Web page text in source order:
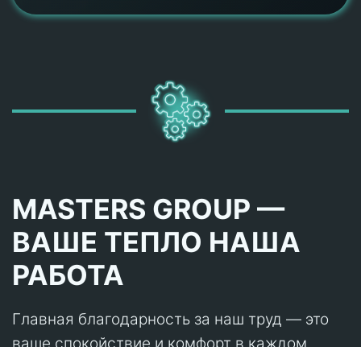
MASTERS GROUP —
ВАШЕ ТЕПЛО НАША
РАБОТА
Главная благодарность за наш труд — это
ваше спокойствие и комфорт в каждом